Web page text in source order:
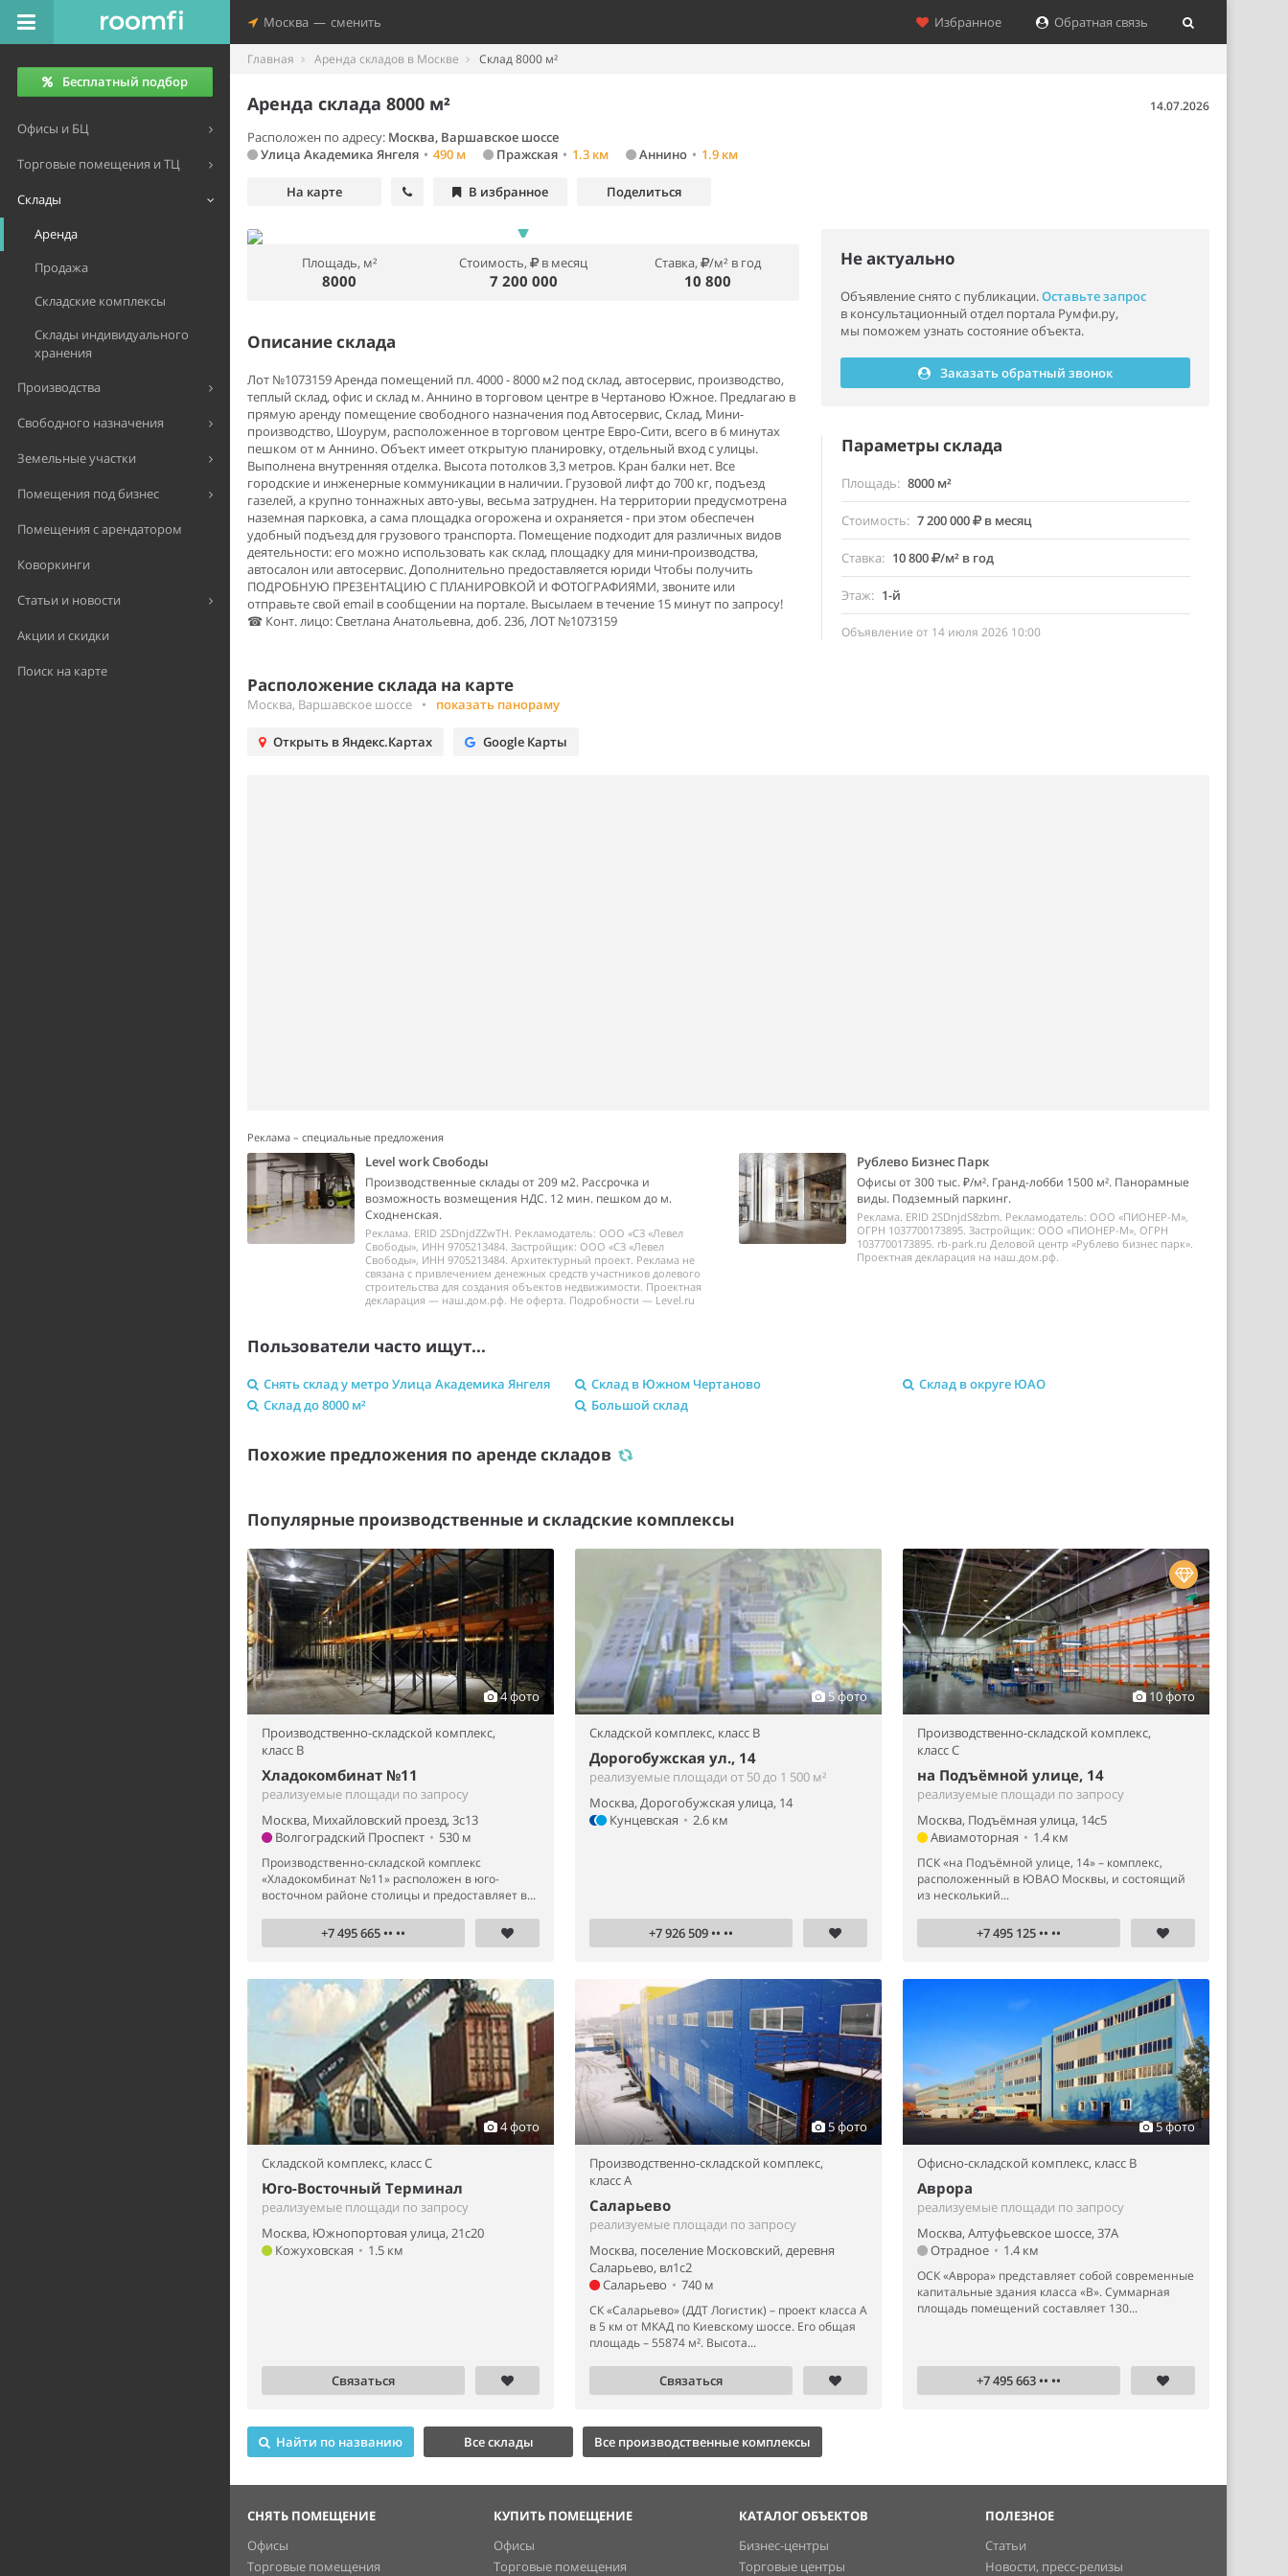
Москва — сменить Избранное Обратная связь
Бесплатный подбор
Офисы и БЦ
Торговые помещения и ТЦ
Склады
Аренда
Продажа
Складские комплексы
Склады индивидуального
хранения
Производства
Свободного назначения
Земельные участки
Помещения под бизнес
Помещения с арендатором
Коворкинги
Статьи и новости
Акции и скидки
Поиск на карте
Главная Аренда складов в Москве Склад 8000 м²
Аренда склада 8000 м² 14.07.2026
Расположен по адресу: Москва, Варшавское шоссе
Улица Академика Янгеля • 490 м Пражская • 1.3 км Аннино • 1.9 км
На карте В избранное Поделиться
Площадь, м²
8000
Стоимость, в месяц
7 200 000
Ставка, /м² в год
10 800
Описание склада
Лот №1073159 Аренда помещений пл. 4000 - 8000 м2 под склад, автосервис, производство,
теплый склад, офис и склад м. Аннино в торговом центре в Чертаново Южное. Предлагаю в
прямую аренду помещение свободного назначения под Автосервис, Склад, Мини-
производство, Шоурум, расположенное в торговом центре Евро-Сити, всего в 6 минутах
пешком от м Аннино. Объект имеет открытую планировку, отдельный вход с улицы.
Выполнена внутренняя отделка. Высота потолков 3,3 метров. Кран балки нет. Все
городские и инженерные коммуникации в наличии. Грузовой лифт до 700 кг, подъезд
газелей, а крупно тоннажных авто-увы, весьма затруднен. На территории предусмотрена
наземная парковка, а сама площадка огорожена и охраняется - при этом обеспечен
удобный подъезд для грузового транспорта. Помещение подходит для различных видов
деятельности: его можно использовать как склад, площадку для мини‑производства,
автосалон или автосервис. Дополнительно предоставляется юриди Чтобы получить
ПОДРОБНУЮ ПРЕЗЕНТАЦИЮ С ПЛАНИРОВКОЙ И ФОТОГРАФИЯМИ, звоните или
отправьте свой email в сообщении на портале. Высылаем в течение 15 минут по запросу!
☎ Конт. лицо: Светлана Анатольевна, доб. 236, ЛОТ №1073159
Не актуально
Объявление снято с публикации.Оставьте запрос
в консультационный отдел портала Румфи.ру,
мы поможем узнать состояние объекта.
Заказать обратный звонок
Параметры склада
Площадь 8000 м²
Стоимость 7 200 000 в месяц
Ставка 10 800 /м² в год
Этаж 1-й
Объявление от 14 июля 2026 10:00
Расположение склада на карте
Москва, Варшавское шоссе • показать панораму
Открыть в Яндекс.Картах Google Карты
Реклама – специальные предложения
Level work Свободы
Производственные склады от 209 м2. Рассрочка и
возможность возмещения НДС. 12 мин. пешком до м.
Сходненская.
Реклама. ERID 2SDnjdZZwTH. Рекламодатель: ООО «СЗ «Левел
Свободы», ИНН 9705213484. Застройщик: ООО «СЗ «Левел
Свободы», ИНН 9705213484. Архитектурный проект. Реклама не
связана с привлечением денежных средств участников долевого
строительства для создания объектов недвижимости. Проектная
декларация — наш.дом.рф. Не оферта. Подробности — Level.ru
Рублево Бизнес Парк
Офисы от 300 тыс. ₽/м². Гранд-лобби 1500 м². Панорамные
виды. Подземный паркинг.
Реклама. ERID 2SDnjdS8zbm. Рекламодатель: ООО «ПИОНЕР-М»,
ОГРН 1037700173895. Застройщик: ООО «ПИОНЕР-М», ОГРН
1037700173895. rb-park.ru Деловой центр «Рублево бизнес парк».
Проектная декларация на наш.дом.рф.
Пользователи часто ищут...
Снять склад у метро Улица Академика Янгеля Склад в Южном Чертаново
Склад в округе ЮАО
Склад до 8000 м²
Большой склад
Похожие предложения по аренде складов
Популярные производственные и складские комплексы
4 фото
Производственно-складской комплекс,
класс B
Хладокомбинат №11
реализуемые площади по запросу
Москва, Михайловский проезд, 3с13
Волгоградский Проспект • 530 м
Производственно-складской комплекс
«Хладокомбинат №11» расположен в юго-
восточном районе столицы и предоставляет в...
+7 495 665 •• ••
5 фото
Складской комплекс, класс B
Дорогобужская ул., 14
реализуемые площади от 50 до 1 500 м²
Москва, Дорогобужская улица, 14
Кунцевская • 2.6 км
+7 926 509 •• ••
10 фото
Производственно-складской комплекс,
класс C
на Подъёмной улице, 14
реализуемые площади по запросу
Москва, Подъёмная улица, 14с5
Авиамоторная • 1.4 км
ПСК «на Подъёмной улице, 14» – комплекс,
расположенный в ЮВАО Москвы, и состоящий
из несколький...
+7 495 125 •• ••
4 фото
Складской комплекс, класс C
Юго-Восточный Терминал
реализуемые площади по запросу
Москва, Южнопортовая улица, 21с20
Кожуховская • 1.5 км
Связаться
5 фото
Производственно-складской комплекс,
класс A
Саларьево
реализуемые площади по запросу
Москва, поселение Московский, деревня
Саларьево, вл1с2
Саларьево • 740 м
СК «Саларьево» (ДДТ Логистик) – проект класса А
в 5 км от МКАД по Киевскому шоссе. Его общая
площадь – 55874 м². Высота...
Связаться
5 фото
Офисно-складской комплекс, класс B
Аврора
реализуемые площади по запросу
Москва, Алтуфьевское шоссе, 37А
Отрадное • 1.4 км
ОСК «Аврора» представляет собой современные
капитальные здания класса «В». Суммарная
площадь помещений составляет 130...
+7 495 663 •• ••
Найти по названию Все склады Все производственные комплексы
СНЯТЬ ПОМЕЩЕНИЕ
Офисы
Торговые помещения
КУПИТЬ ПОМЕЩЕНИЕ
Офисы
Торговые помещения
КАТАЛОГ ОБЪЕКТОВ
Бизнес-центры
Торговые центры
ПОЛЕЗНОЕ
Статьи
Новости, пресс-релизы